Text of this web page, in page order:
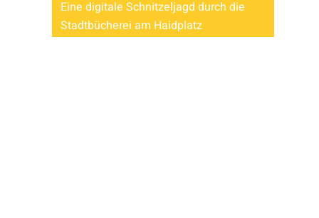
Eine digitale Schnitzeljagd durch die
Stadtbücherei am Haidplatz